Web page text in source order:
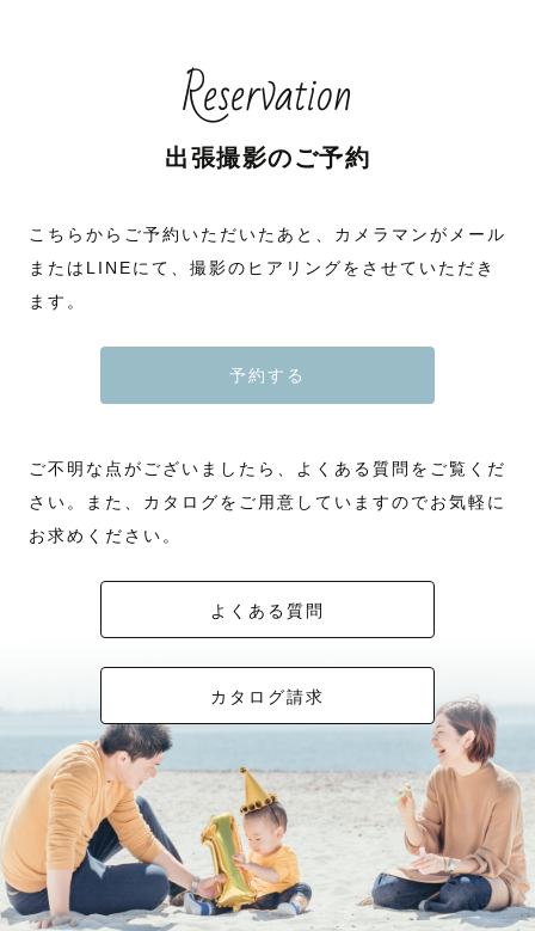
𖧷２児(男の子)の母というママ視点、
お子さまのペースに合わせて一緒に楽しみながら撮影致します。
𖧷動物看護師をやってたこともあり、わんちゃんネコちゃんの対応も可能
です！
【 私について 】
カメラマンとして活動歴4年
【 対応エリア 】
沖縄本島内は交通費なしで承ります！
⚠️石垣島や宮古島などの離島での撮影依頼では、通常料金＋カメラマンの
交通費などが追加されます。
気になることやご質問等がございましたら、お気軽にお問い合わせくださ
必要であればzoomやLINE通話など、オンラインでのお打ち合わせも実施
しております🙌🏻✨
スケジュールが△や×でも
対応可能な場合もありますので希望される際は、
１ヶ月前にご相談いただければと思います😌
皆様にお会いできる日を楽しみにしております🌸
⭐️レビュー平均評価 ⭐︎⭐︎⭐︎⭐︎⭐︎(最高評価)
⭐️社内上位20%ゴールドランクカメラマン
/ mini, lovegraph camp 講師
🎖️ 2023 Quarter Award 受賞
.me (ポートレート)部門
💉 新型コロナワクチン接種済み
（※前後の撮影地との兼ね合いより）
﹋﹋﹋﹋﹋﹋﹋﹋﹋﹋﹋﹋﹋﹋
《 🫧 指名料について 》
⌇時期によって変動します
⌇リピーターさん割引あります（お申し込み前にご連絡くださいませ💌）
﹋﹋﹋﹋﹋﹋﹋﹋﹋﹋﹋﹋﹋﹋
写真を撮ること、旅すること、お話すること、運動すること、お花と音楽
﹋﹋﹋﹋﹋﹋﹋﹋﹋﹋﹋﹋﹋﹋
⚪️ありふれた日常の幸せな瞬間を切り取りたい
⚪️今しか残せない姿を写真と思い出で残したい
⚪️何度も見返したくなるような幸せが詰まった写真をお届けしたい
⚪️その日一日を楽しい記憶にしてほしい !!
... こんな想いをもって撮影しています 。
﹋﹋﹋﹋﹋﹋﹋﹋﹋﹋﹋﹋﹋﹋
《 📝 撮 影 に つ い て 》
Reservation
出張撮影のご予約
こちらからご予約いただいたあと、カメラマンがメール
またはLINEにて、撮影のヒアリングをさせていただき
ます。
予約する
ご不明な点がございましたら、よくある質問をご覧くだ
さい。また、カタログをご用意していますのでお気軽に
お求めください。
よくある質問
カタログ請求